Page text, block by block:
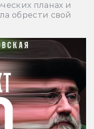
планах и
обрести свой